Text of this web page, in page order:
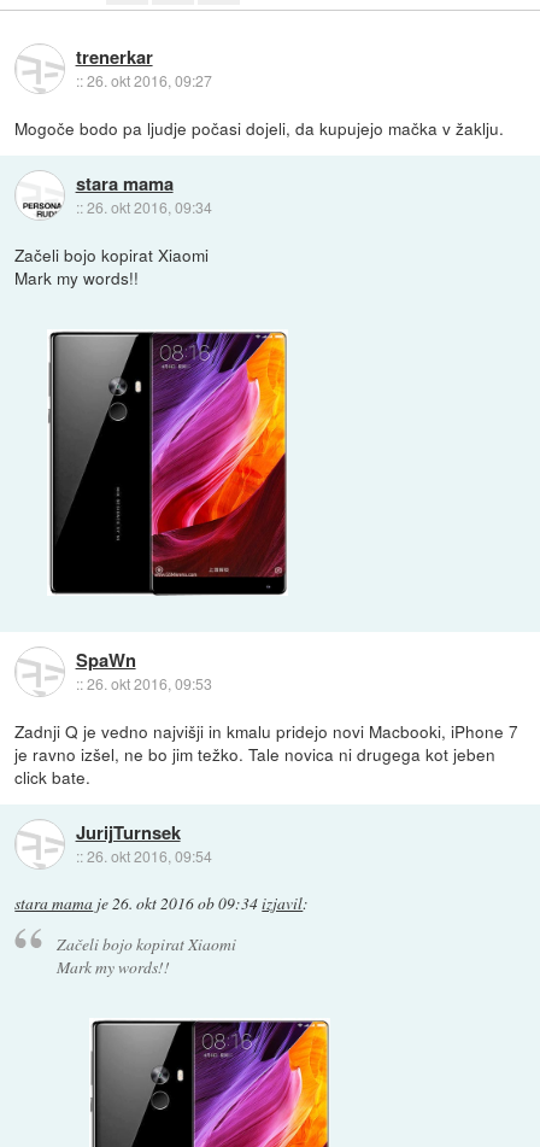
trenerkar
::26. okt 2016, 09:27
Mogoče bodo pa ljudje počasi dojeli, da kupujejo mačka v žaklju.
stara mama
::26. okt 2016, 09:34
Začeli bojo kopirat Xiaomi
Mark my words!!
SpaWn
::26. okt 2016, 09:53
Zadnji Q je vedno najvišji in kmalu pridejo novi Macbooki, iPhone 7
je ravno izšel, ne bo jim težko. Tale novica ni drugega kot jeben
click bate.
JurijTurnsek
::26. okt 2016, 09:54
stara mama je26. okt 2016 ob 09:34izjavil:
Začeli bojo kopirat Xiaomi
Mark my words!!